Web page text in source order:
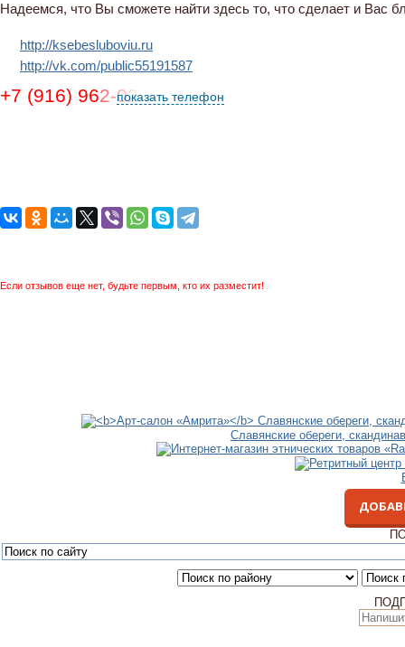
Надеемся, что Вы сможете найти здесь то, что сделает и Вас
http://ksebesluboviu.ru
http://vk.com/public55191587
+7 (916) 962-02-34, (925) 025-00-60, (919)
показать телефон
Если отзывов еще нет, будьте первым, кто их разместит!
Славянские обереги,